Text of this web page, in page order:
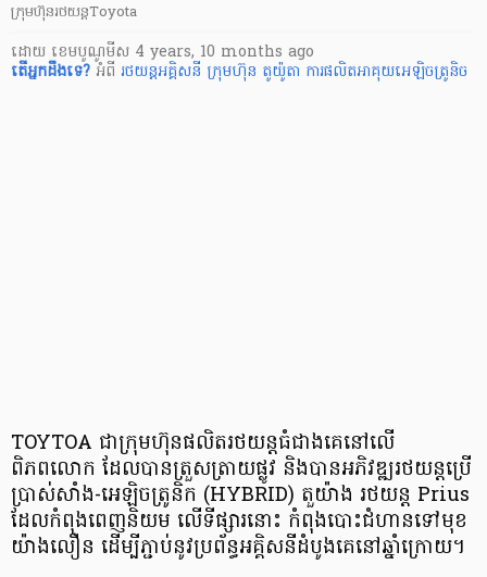
ក្រុមហ៊ុនរថយន្តToyota
ដោយ ​ ខេមបូណូមីស 4 years, 10 months ago
តើ​អ្នក​ដឹងទេ? អំពី រថយន្តអគ្គិសនី ក្រុមហ៊ុន តូយ៉ូតា ការផលិតអាគុយអេឡិចត្រូនិច
TOYTOA ជាក្រុមហ៊ុនផលិតរថយន្តធំជាងគេនៅលើ
ពិភពលោក ដែលបានត្រួសត្រាយផ្លូវ និងបានអភិវឌ្ឍរថយន្តប្រើ
ប្រាស់សាំង-អេឡិចត្រូនិក (HYBRID) តួយ៉ាង រថយន្ត Prius
ដែលកំពុងពេញនិយម លើទីផ្សារនោះ កំពុងបោះជំហានទៅមុខ
យ៉ាងលឿន ដើម្បីភ្ជាប់នូវប្រព័ន្ធអគ្គិសនីដំបូងគេនៅឆ្នាំក្រោយ។